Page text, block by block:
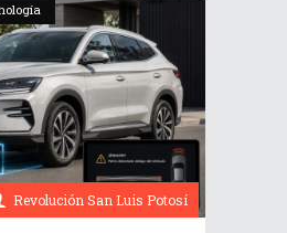
Revolución San Luis Potosí